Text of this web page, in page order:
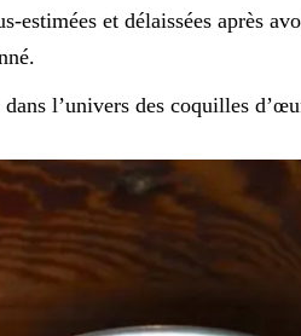
estimées et délaissées après
l’univers des coquilles